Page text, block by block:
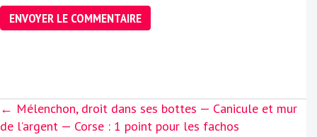
Posts
navigation
← Mélenchon, droit dans ses bottes — Canicule et mur
de l’argent — Corse : 1 point pour les fachos